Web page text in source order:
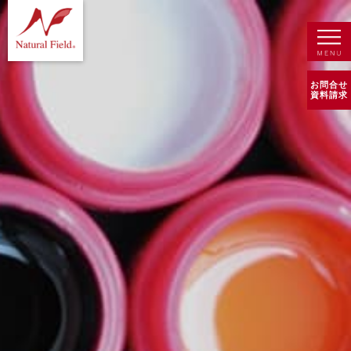
お問合せ
資料請求